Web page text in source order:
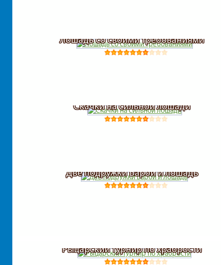
Лошадь со своими требованиями
Скачки на сильной лошади
Две подружки Барби и лошадь
Рыцарский турнир по храбрости